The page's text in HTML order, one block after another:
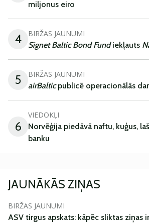
miljonus eiro
4 BIRŽAS JAUNUMI
Signet Baltic Bond Fundiekļauts
5 BIRŽAS JAUNUMI
airBalticpublicē operacionālās
6
VIEDOKĻI
Norvēģija piedāvā naftu, kuģus,
banku
JAUNĀKĀS ZIŅAS
BIRŽAS JAUNUMI
ASV tirgus apskats: kāpēc sliktas ziņas